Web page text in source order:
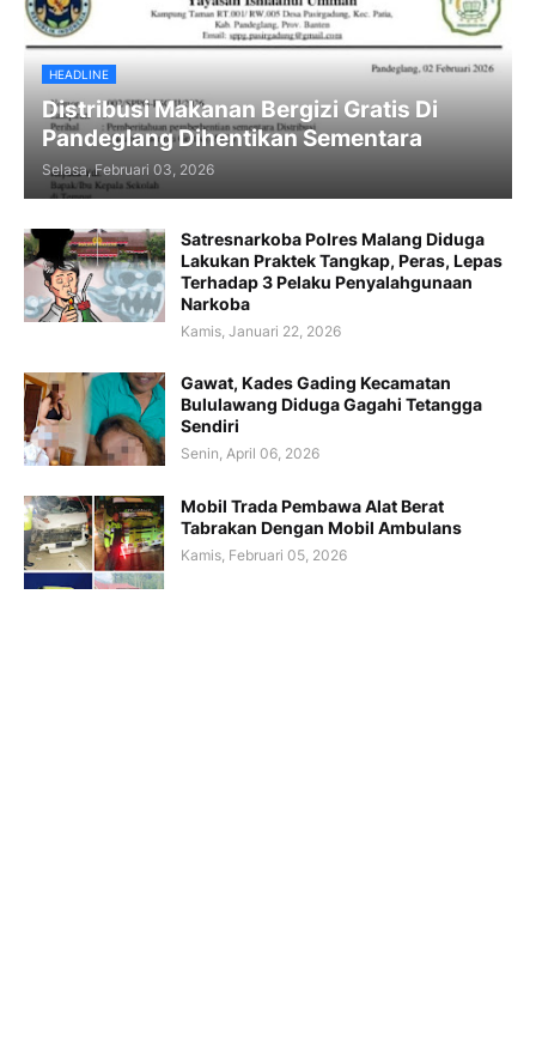
HEADLINE
Distribusi Makanan Bergizi Gratis Di
Pandeglang Dihentikan Sementara
Selasa, Februari 03, 2026
Satresnarkoba Polres Malang Diduga
Lakukan Praktek Tangkap, Peras, Lepas
Terhadap 3 Pelaku Penyalahgunaan
Narkoba
Kamis, Januari 22, 2026
Gawat, Kades Gading Kecamatan
Bululawang Diduga Gagahi Tetangga
Sendiri
Senin, April 06, 2026
Mobil Trada Pembawa Alat Berat
Tabrakan Dengan Mobil Ambulans
Kamis, Februari 05, 2026